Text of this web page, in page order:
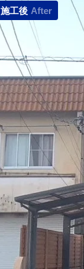
施工後 After